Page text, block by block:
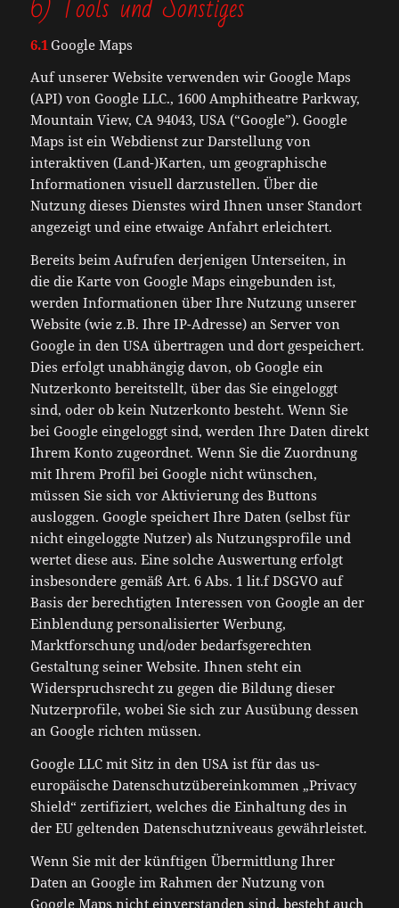
6.1 Google Maps
Auf unserer Website verwenden wir Google Maps
(API) von Google LLC., 1600 Amphitheatre Parkway,
Mountain View, CA 94043, USA (“Google”). Google
Maps ist ein Webdienst zur Darstellung von
interaktiven (Land-)Karten, um geographische
Informationen visuell darzustellen. Über die
Nutzung dieses Dienstes wird Ihnen unser Standort
angezeigt und eine etwaige Anfahrt erleichtert.
Bereits beim Aufrufen derjenigen Unterseiten, in
die die Karte von Google Maps eingebunden ist,
werden Informationen über Ihre Nutzung unserer
Website (wie z.B. Ihre IP-Adresse) an Server von
Google in den USA übertragen und dort gespeichert.
Dies erfolgt unabhängig davon, ob Google ein
Nutzerkonto bereitstellt, über das Sie eingeloggt
sind, oder ob kein Nutzerkonto besteht. Wenn Sie
bei Google eingeloggt sind, werden Ihre Daten direkt
Ihrem Konto zugeordnet. Wenn Sie die Zuordnung
mit Ihrem Profil bei Google nicht wünschen,
müssen Sie sich vor Aktivierung des Buttons
ausloggen. Google speichert Ihre Daten (selbst für
nicht eingeloggte Nutzer) als Nutzungsprofile und
wertet diese aus. Eine solche Auswertung erfolgt
insbesondere gemäß Art. 6 Abs. 1 lit.f DSGVO auf
Basis der berechtigten Interessen von Google an der
Einblendung personalisierter Werbung,
Marktforschung und/oder bedarfsgerechten
Gestaltung seiner Website. Ihnen steht ein
Widerspruchsrecht zu gegen die Bildung dieser
Nutzerprofile, wobei Sie sich zur Ausübung dessen
an Google richten müssen.
Google LLC mit Sitz in den USA ist für das us-
europäische Datenschutzübereinkommen „Privacy
Shield“ zertifiziert, welches die Einhaltung des in
der EU geltenden Datenschutzniveaus gewährleistet.
Wenn Sie mit der künftigen Übermittlung Ihrer
Daten an Google im Rahmen der Nutzung von
Google Maps nicht einverstanden sind, besteht auch